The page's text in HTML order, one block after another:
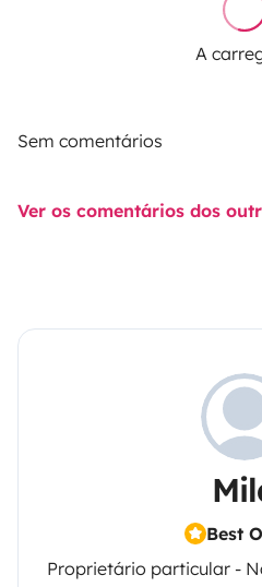
A
Sem comentários
Ver os comentários dos
Best
Proprietário particular -